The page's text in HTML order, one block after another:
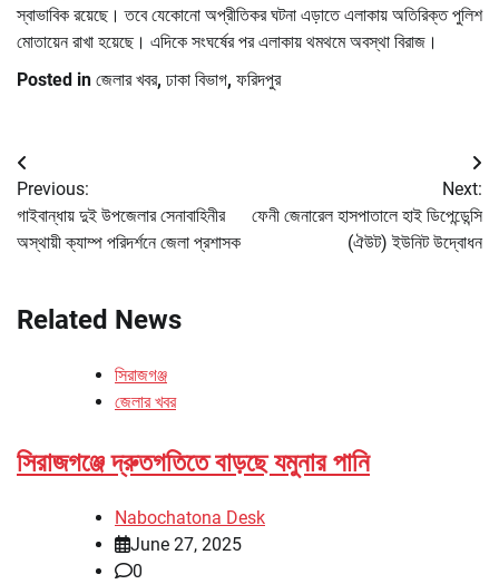
স্বাভাবিক রয়েছে। তবে যেকোনো অপ্রীতিকর ঘটনা এড়াতে এলাকায় অতিরিক্ত পুলিশ
মোতায়েন রাখা হয়েছে। এদিকে সংঘর্ষের পর এলাকায় থমথমে অবস্থা বিরাজ।
Posted in জেলার খবর, ঢাকা বিভাগ, ফরিদপুর
Post
navigation
Previous:
গাইবান্ধায় দুই উপজেলার সেনাবাহিনীর
অস্থায়ী ক্যাম্প পরিদর্শনে জেলা প্রশাসক
Next:
ফেনী জেনারেল হাসপাতালে হাই ডিপেন্ডেন্সি
(ঐউট) ইউনিট উদ্বোধন
Related News
সিরাজগঞ্জ
জেলার খবর
সিরাজগঞ্জে দ্রুতগতিতে বাড়ছে যমুনার পানি
Nabochatona Desk
June 27, 2025
0